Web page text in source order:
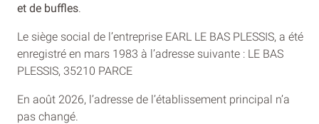
et de buffles
Le siège social de l’entreprise EARL LE BAS PLESSIS, a été
enregistré en mars 1983 à l’adresse suivante : LE BAS
PLESSIS, 35210 PARCE
En août 2026, l’adresse de l’établissement principal n’a
pas changé.